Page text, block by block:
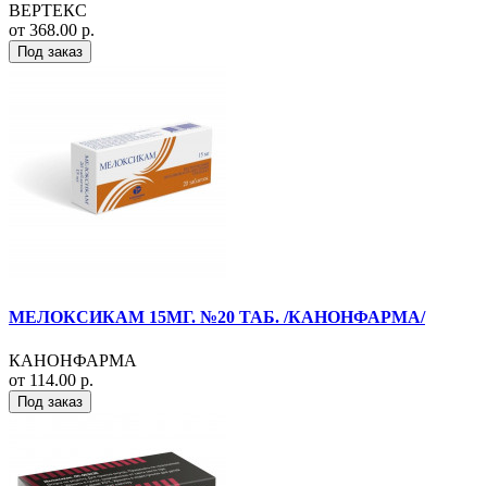
ВЕРТЕКС
от 368.00 р.
Под заказ
МЕЛОКСИКАМ 15МГ. №20 ТАБ. /КАНОНФАРМА/
КАНОНФАРМА
от 114.00 р.
Под заказ